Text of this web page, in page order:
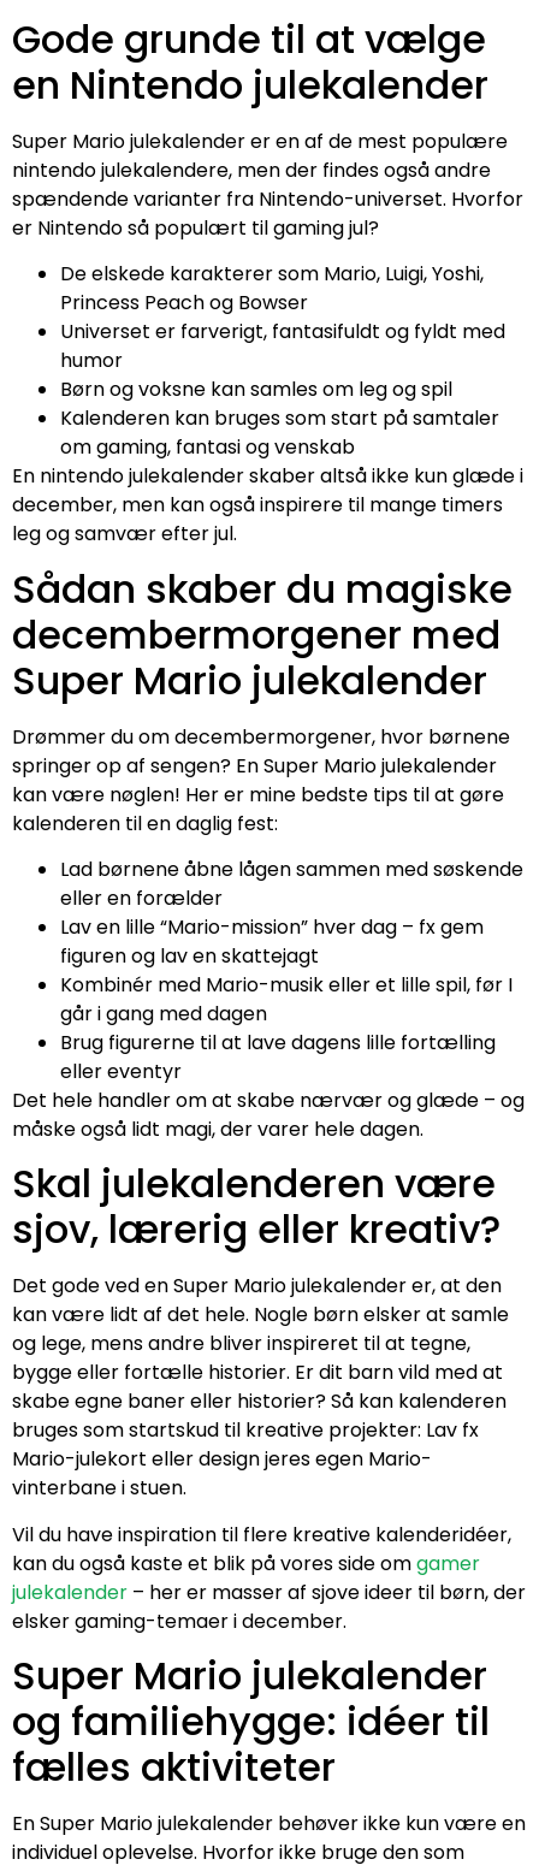
Gode grunde til at vælge
en Nintendo julekalender
Super Mario julekalender er en af de mest populære
nintendo julekalendere, men der findes også andre
spændende varianter fra Nintendo-universet. Hvorfor
er Nintendo så populært til gaming jul?
De elskede karakterer som Mario, Luigi, Yoshi,
Princess Peach og Bowser
Universet er farverigt, fantasifuldt og fyldt med
humor
Børn og voksne kan samles om leg og spil
Kalenderen kan bruges som start på samtaler
om gaming, fantasi og venskab
En nintendo julekalender skaber altså ikke kun glæde i
december, men kan også inspirere til mange timers
leg og samvær efter jul.
Sådan skaber du magiske
decembermorgener med
Super Mario julekalender
Drømmer du om decembermorgener, hvor børnene
springer op af sengen? En Super Mario julekalender
kan være nøglen! Her er mine bedste tips til at gøre
kalenderen til en daglig fest:
Lad børnene åbne lågen sammen med søskende
eller en forælder
Lav en lille “Mario-mission” hver dag – fx gem
figuren og lav en skattejagt
Kombinér med Mario-musik eller et lille spil, før I
går i gang med dagen
Brug figurerne til at lave dagens lille fortælling
eller eventyr
Det hele handler om at skabe nærvær og glæde – og
måske også lidt magi, der varer hele dagen.
Skal julekalenderen være
sjov, lærerig eller kreativ?
Det gode ved en Super Mario julekalender er, at den
kan være lidt af det hele. Nogle børn elsker at samle
og lege, mens andre bliver inspireret til at tegne,
bygge eller fortælle historier. Er dit barn vild med at
skabe egne baner eller historier? Så kan kalenderen
bruges som startskud til kreative projekter: Lav fx
Mario-julekort eller design jeres egen Mario-
vinterbane i stuen.
Vil du have inspiration til flere kreative kalenderidéer,
kan du også kaste et blik på vores side omgamer
julekalender – her er masser af sjove ideer til børn, der
elsker gaming-temaer i december.
Super Mario julekalender
og familiehygge: idéer til
fælles aktiviteter
En Super Mario julekalender behøver ikke kun være en
individuel oplevelse. Hvorfor ikke bruge den som